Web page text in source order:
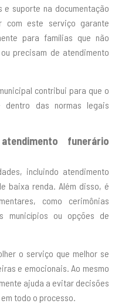
suporte na documentação
com este serviço garante
para famílias que não
precisam de atendimento
contribui para que o
das normas legais
funerário
incluindo atendimento
baixa renda. Além disso, é
como cerimônias
municípios ou opções de
o serviço que melhor se
e emocionais. Ao mesmo
ajuda a evitar decisões
todo o processo.